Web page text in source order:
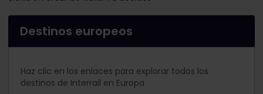
Destinos europeos
Haz clic en los enlaces para explorar todos los
destinos de Interrail en Europa